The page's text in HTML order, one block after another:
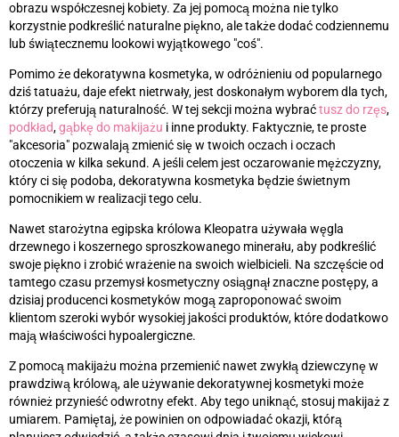
obrazu współczesnej kobiety. Za jej pomocą można nie tylko
korzystnie podkreślić naturalne piękno, ale także dodać codziennemu
lub świątecznemu lookowi wyjątkowego "coś".
Pomimo że dekoratywna kosmetyka, w odróżnieniu od popularnego
dziś tatuażu, daje efekt nietrwały, jest doskonałym wyborem dla tych,
którzy preferują naturalność. W tej sekcji można wybraćtusz do rzęs,
podkład,gąbkę do makijażu i inne produkty. Faktycznie, te proste
"akcesoria" pozwalają zmienić się w twoich oczach i oczach
otoczenia w kilka sekund. A jeśli celem jest oczarowanie mężczyzny,
który ci się podoba, dekoratywna kosmetyka będzie świetnym
pomocnikiem w realizacji tego celu.
Nawet starożytna egipska królowa Kleopatra używała węgla
drzewnego i koszernego sproszkowanego minerału, aby podkreślić
swoje piękno i zrobić wrażenie na swoich wielbicieli. Na szczęście od
tamtego czasu przemysł kosmetyczny osiągnął znaczne postępy, a
dzisiaj producenci kosmetyków mogą zaproponować swoim
klientom szeroki wybór wysokiej jakości produktów, które dodatkowo
mają właściwości hypoalergiczne.
Z pomocą makijażu można przemienić nawet zwykłą dziewczynę w
prawdziwą królową, ale używanie dekoratywnej kosmetyki może
również przynieść odwrotny efekt. Aby tego uniknąć, stosuj makijaż z
umiarem. Pamiętaj, że powinien on odpowiadać okazji, którą